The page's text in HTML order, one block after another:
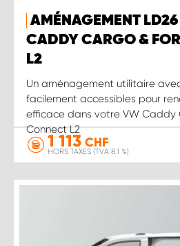
AMÉNAGEMENT
CADDY CARGO &
L2
Un aménagement utilitaire
facilement accessibles pour
efficace dans votre VW Caddy
Connect L2
1 113 CHF
HORS TAXES (TVA 8.1 %)